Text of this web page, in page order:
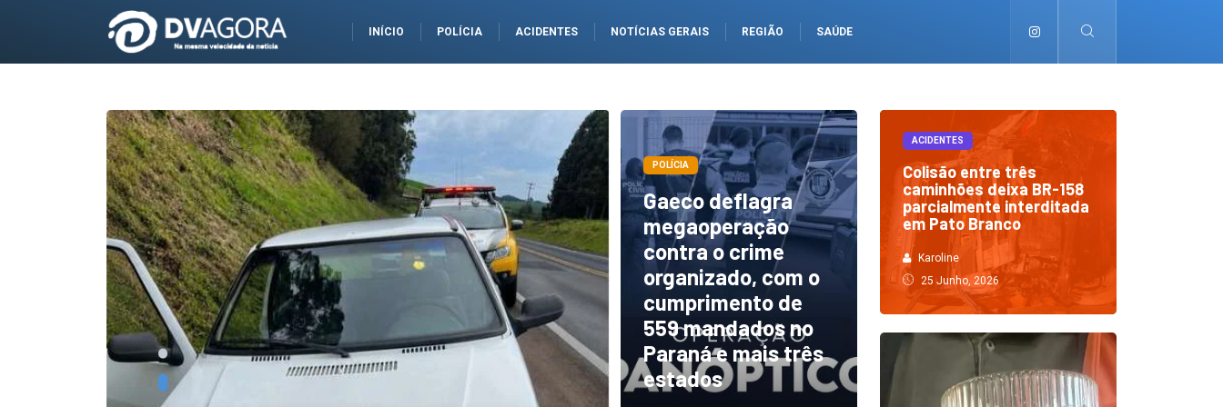
INÍCIO POLÍCIA ACIDENTES NOTÍCIAS GERAIS REGIÃO SAÚDE
POLÍCIA
Gaeco deflagra
megaoperação
contra o crime
organizado, com o
cumprimento de
559 mandados no
Paraná e mais três
estados
ACIDENTES
Colisão entre três
caminhões deixa BR-158
parcialmente interditada
em Pato Branco
Karoline
25 Junho, 2026